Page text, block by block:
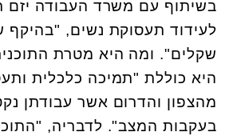
בשיתוף עם משרד העבודה יזם
לעידוד תעסוקת נשים, "בהיקף
שקלים". ומה היא מטרת
היא כוללת "תמיכה כלכלית
מהצפון והדרום אשר עבודתן
בעקבות המצב". לדבריה,